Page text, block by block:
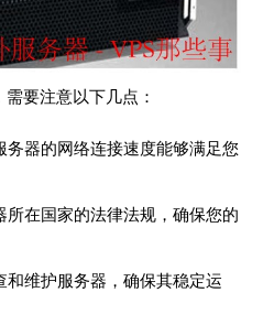
要注意以下几点：
务器的网络连接速度能够满足您
所在国家的法律法规，确保您的
和维护服务器，确保其稳定运